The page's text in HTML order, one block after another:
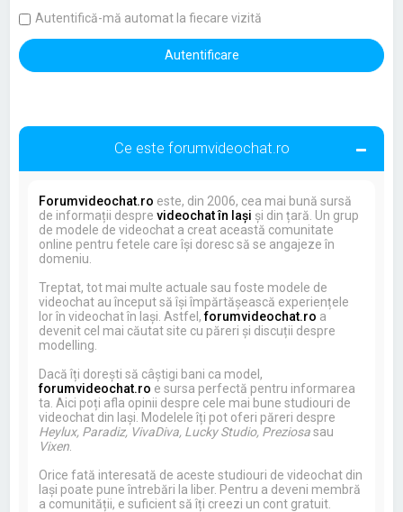
Autentifică-mă automat la fiecare vizită
Ce este forumvideochat.ro
Forumvideochat.ro este, din 2006, cea mai bună sursă
de informații desprevideochat în Iași și din țară. Un grup
de modele de videochat a creat această comunitate
online pentru fetele care își doresc să se angajeze în
domeniu.
Treptat, tot mai multe actuale sau foste modele de
videochat au început să își împărtășească experiențele
lor în videochat în Iași. Astfel,forumvideochat.ro a
devenit cel mai căutat site cu păreri și discuții despre
modelling.
Dacă îți dorești să câștigi bani ca model,
forumvideochat.ro e sursa perfectă pentru informarea
ta. Aici poți afla opinii despre cele mai bune studiouri de
videochat din Iași. Modelele îți pot oferi păreri despre
Heylux, Paradiz, VivaDiva, Lucky Studio, Preziosasau
Vixen
Orice fată interesată de aceste studiouri de videochat din
Iași poate pune întrebări la liber. Pentru a deveni membră
a comunității, e suficient să îți creezi un cont gratuit.